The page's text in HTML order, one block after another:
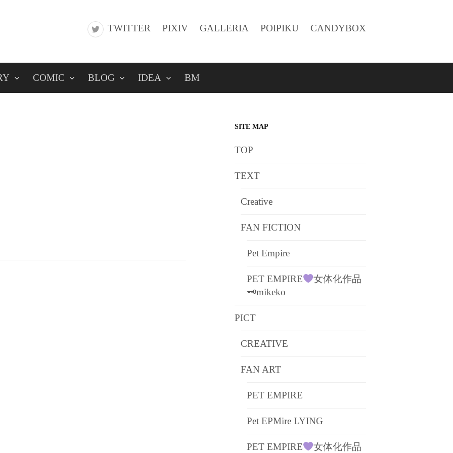
TWITTER PIXIV GALLERIA POIPIKU CANDYBOX
COMIC BLOG IDEA BM
SITE MAP
TOP
TEXT
Creative
FAN FICTION
Pet Empire
PET EMPIRE
女体化作品
🗝mikeko
PICT
CREATIVE
FAN ART
PET EMPIRE
Pet EPMire LYING
PET EMPIRE
女体化作品